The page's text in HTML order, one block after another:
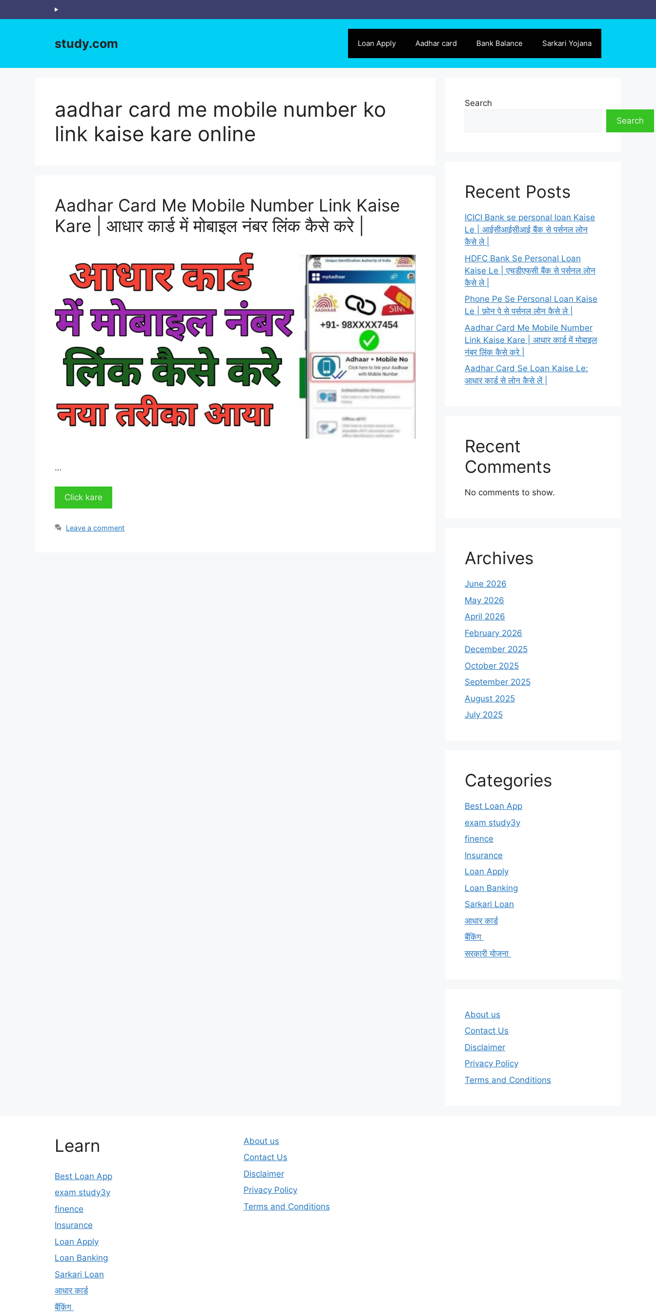
to
study.com Loan Apply Aadhar card Bank Balance Sarkari Yojana
aadhar card me mobile number ko
link kaise kare online
Aadhar Card Me Mobile Number Link Kaise
Kare | आधार कार्ड में मोबाइल नंबर लिंक कैसे करे |
…
Click kare
Leave a comment
Search
Search
Recent Posts
ICICI Bank se personal loan Kaise
Le | आईसीआईसीआई बैंक से पर्सनल लोन
कैसे ले |
HDFC Bank Se Personal Loan
Kaise Le | एचडीएफसी बैंक से पर्सनल लोन
कैसे ले |
Phone Pe Se Personal Loan Kaise
Le | फ़ोन पे से पर्सनल लोन कैसे ले |
Aadhar Card Me Mobile Number
Link Kaise Kare | आधार कार्ड में मोबाइल
नंबर लिंक कैसे करे |
Aadhar Card Se Loan Kaise Le:
आधार कार्ड से लोन कैसे लें |
Recent
Comments
No comments to show.
Archives
June 2026
May 2026
April 2026
February 2026
December 2025
October 2025
September 2025
August 2025
July 2025
Categories
Best Loan App
exam study3y
finence
Insurance
Loan Apply
Loan Banking
Sarkari Loan
आधार कार्ड
बैंकिंग
सरकारी योजना
About us
Contact Us
Disclaimer
Privacy Policy
Terms and Conditions
Learn
Best Loan App
exam study3y
finence
Insurance
Loan Apply
Loan Banking
Sarkari Loan
आधार कार्ड
बैंकिंग
About us
Contact Us
Disclaimer
Privacy Policy
Terms and Conditions